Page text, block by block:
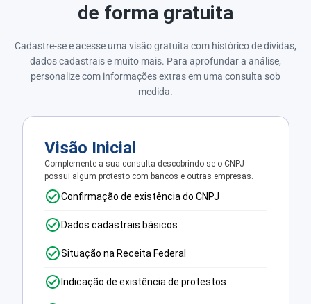
de forma gratuita
Cadastre-se e acesse uma visão gratuita com histórico de dívidas,
dados cadastrais e muito mais. Para aprofundar a análise,
personalize com informações extras em uma consulta sob
medida.
Visão Inicial
Complemente a sua consulta descobrindo se o CNPJ
possui algum protesto com bancos e outras empresas.
Confirmação de existência do CNPJ
Dados cadastrais básicos
Situação na Receita Federal
Indicação de existência de protestos